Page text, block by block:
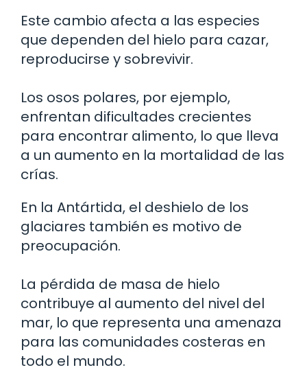
Este cambio afecta a las especies
que dependen del hielo para cazar,
reproducirse y sobrevivir.
Los osos polares, por ejemplo,
enfrentan dificultades crecientes
para encontrar alimento, lo que lleva
a un aumento en la mortalidad de las
crías.
En la Antártida, el deshielo de los
glaciares también es motivo de
preocupación.
La pérdida de masa de hielo
contribuye al aumento del nivel del
mar, lo que representa una amenaza
para las comunidades costeras en
todo el mundo.